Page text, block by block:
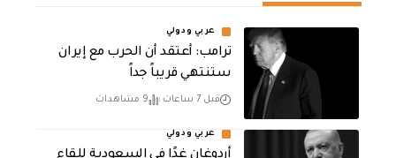
عربي ودولي
‏ترامب: أعتقد أن الحرب مع إيران
ستنتهي قريباً جداً
قبل 7 ساعات 9 مشاهدات
عربي ودولي